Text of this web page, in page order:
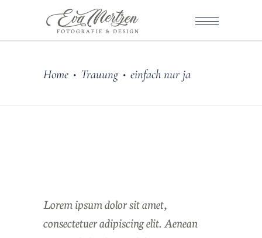
Home • Trauung • einfach nur ja
Lorem ipsum dolor sit amet,
consectetuer adipiscing elit. Aenean